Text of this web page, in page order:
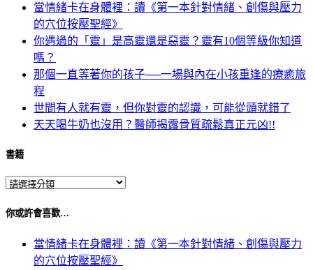
當情緒卡在身體裡：讀《第一本針對情緒、創傷與壓力
的穴位按壓聖經》
你遇過的「靈」是高靈還是惡靈？靈有10個等級你知道
嗎？
那個一直等著你的孩子──一場與內在小孩重逢的療癒旅
程
世間有人就有靈，但你對靈的認識，可能從頭就錯了
天天喝牛奶也沒用？醫師揭露骨質疏鬆真正元凶!!
書籍
你或許會喜歡…
當情緒卡在身體裡：讀《第一本針對情緒、創傷與壓力
的穴位按壓聖經》